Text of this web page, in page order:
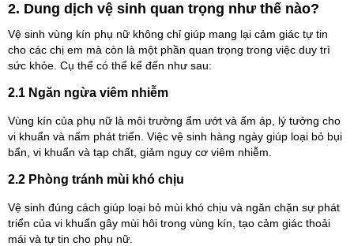
2. Dung dịch vệ sinh quan trọng như thế nào?
Vệ sinh vùng kín phụ nữ không chỉ giúp mang lại cảm giác tự tin
cho các chị em mà còn là một phần quan trọng trong việc duy trì
sức khỏe. Cụ thể có thể kể đến như sau:
2.1 Ngăn ngừa viêm nhiễm
Vùng kín của phụ nữ là môi trường ẩm ướt và ấm áp, lý tưởng cho
vi khuẩn và nấm phát triển. Việc vệ sinh hàng ngày giúp loại bỏ bụi
bẩn, vi khuẩn và tạp chất, giảm nguy cơ viêm nhiễm.
2.2 Phòng tránh mùi khó chịu
Vệ sinh đúng cách giúp loại bỏ mùi khó chịu và ngăn chặn sự phát
triển của vi khuẩn gây mùi hôi trong vùng kín, tạo cảm giác thoải
mái và tự tin cho phụ nữ.